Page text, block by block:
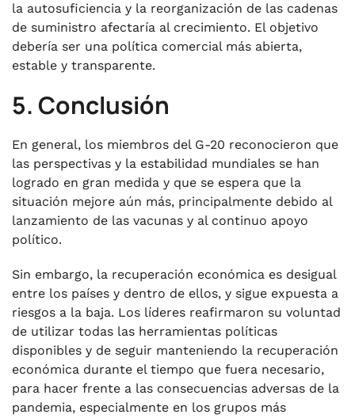
la autosuficiencia y la reorganización de las cadenas
de suministro afectaría al crecimiento. El objetivo
debería ser una política comercial más abierta,
estable y transparente.
5. Conclusión
En general, los miembros del G-20 reconocieron que
las perspectivas y la estabilidad mundiales se han
logrado en gran medida y que se espera que la
situación mejore aún más, principalmente debido al
lanzamiento de las vacunas y al continuo apoyo
político.
Sin embargo, la recuperación económica es desigual
entre los países y dentro de ellos, y sigue expuesta a
riesgos a la baja. Los líderes reafirmaron su voluntad
de utilizar todas las herramientas políticas
disponibles y de seguir manteniendo la recuperación
económica durante el tiempo que fuera necesario,
para hacer frente a las consecuencias adversas de la
pandemia, especialmente en los grupos más